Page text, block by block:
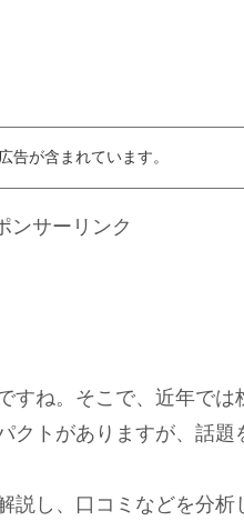
告が含まれています。
ンサーリンク
すね。そこで、近年では
クトがありますが、話題
説し、口コミなどを分